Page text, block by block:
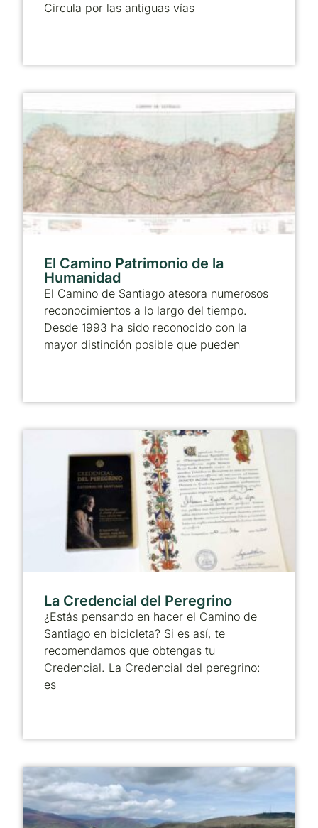
Circula por las antiguas vías
El Camino Patrimonio de la
Humanidad
El Camino de Santiago atesora numerosos
reconocimientos a lo largo del tiempo.
Desde 1993 ha sido reconocido con la
mayor distinción posible que pueden
La Credencial del Peregrino
¿Estás pensando en hacer el Camino de
Santiago en bicicleta? Si es así, te
recomendamos que obtengas tu
Credencial. La Credencial del peregrino:
es